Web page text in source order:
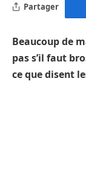
Partager
Beaucoup de
pas s’il faut
ce que disent